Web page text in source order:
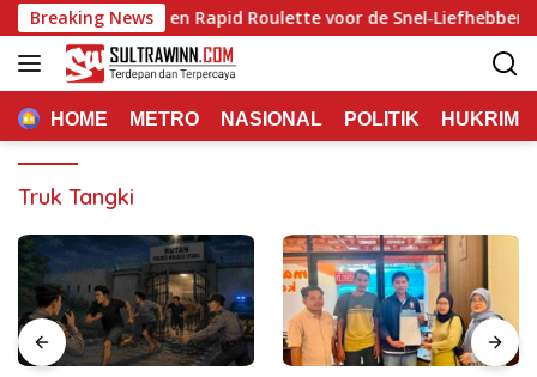
Langsung
ke
konten
Breaking News
Slots en Rapid Roulette voor de Snel‑Liefhebbende
HOME METRO NASIONAL POLITIK HUKRIM
Truk Tangki